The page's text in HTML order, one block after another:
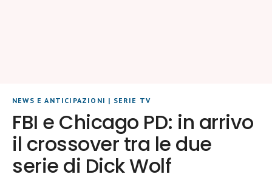
NEWS E ANTICIPAZIONI | SERIE TV
FBI e Chicago PD: in arrivo
il crossover tra le due
serie di Dick Wolf